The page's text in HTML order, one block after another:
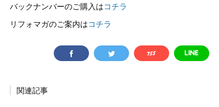
バックナンバーのご購入はコチラ
リフォマガのご案内はコチラ
関連記事